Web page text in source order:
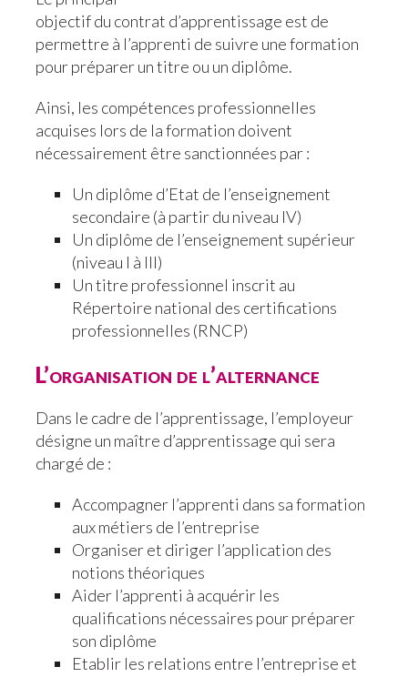
objectif du contrat d’apprentissage est de
permettre à l’apprenti de suivre une formation
pour préparer un titre ou un diplôme.
Ainsi, les compétences professionnelles
acquises lors de la formation doivent
nécessairement être sanctionnées par :
Un diplôme d’Etat de l’enseignement
secondaire (à partir du niveau IV)
Un diplôme de l’enseignement supérieur
(niveau I à III)
Un titre professionnel inscrit au
Répertoire national des certifications
professionnelles (RNCP)
L’organisation de l’alternance
Dans le cadre de l’apprentissage, l’employeur
désigne un maître d’apprentissage qui sera
chargé de :
Accompagner l’apprenti dans sa formation
aux métiers de l’entreprise
Organiser et diriger l’application des
notions théoriques
Aider l’apprenti à acquérir les
qualifications nécessaires pour préparer
son diplôme
Etablir les relations entre l’entreprise et